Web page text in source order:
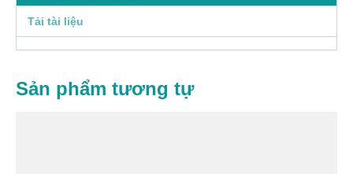
Tải tài liệu
Sản phẩm tương tự